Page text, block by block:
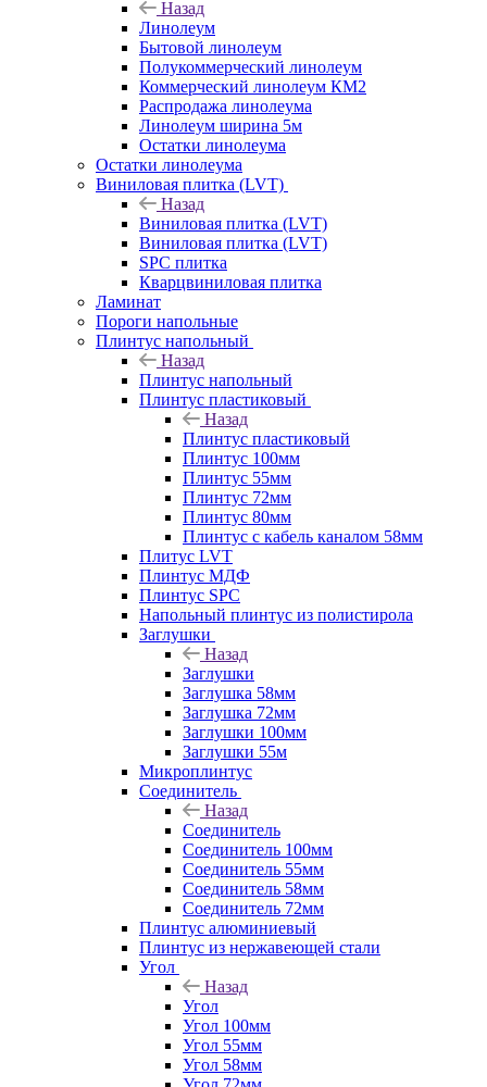
Назад
Линолеум
Бытовой линолеум
Полукоммерческий линолеум
Коммерческий линолеум КМ2
Распродажа линолеума
Линолеум ширина 5м
Остатки линолеума
Остатки линолеума
Виниловая плитка (LVT)
Назад
Виниловая плитка (LVT)
Виниловая плитка (LVT)
SPC плитка
Кварцвиниловая плитка
Ламинат
Пороги напольные
Плинтус напольный
Назад
Плинтус напольный
Плинтус пластиковый
Назад
Плинтус пластиковый
Плинтус 100мм
Плинтус 55мм
Плинтус 72мм
Плинтус 80мм
Плинтус с кабель каналом 58мм
Плитус LVT
Плинтус МДФ
Плинтус SPC
Напольный плинтус из полистирола
Заглушки
Назад
Заглушки
Заглушка 58мм
Заглушка 72мм
Заглушки 100мм
Заглушки 55м
Микроплинтус
Соединитель
Назад
Соединитель
Соединитель 100мм
Соединитель 55мм
Соединитель 58мм
Соединитель 72мм
Плинтус алюминиевый
Плинтус из нержавеющей стали
Угол
Назад
Угол
Угол 100мм
Угол 55мм
Угол 58мм